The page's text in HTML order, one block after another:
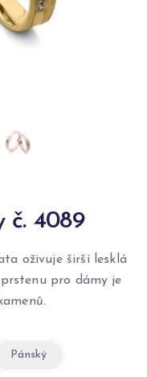
č. 4089
oživuje širší lesklá
pro dámy je
Pánský